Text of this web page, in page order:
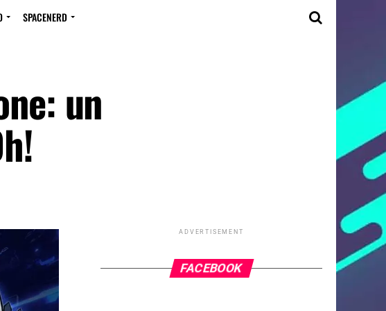
SPACENERD
un
ADVERTISEMENT
FACEBOOK